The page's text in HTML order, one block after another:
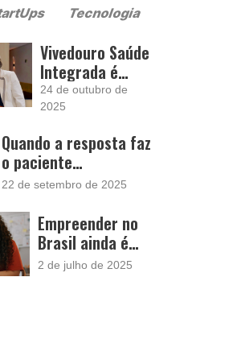
Vivedouro Saúde
Integrada é
inaugurada em
São Paulo com
cuidado
completo e
acolhedor
24 de outubro de
2025
Quando a resposta faz
o paciente
desaparecer: a
no WhatsApp médico
22 de setembro de 2025
Empreender no
Brasil ainda é
um desafio: 77%
2 de julho de 2025